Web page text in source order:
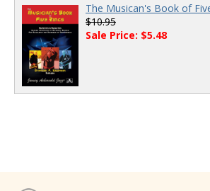
The Musican's Book of
$10.95
Sale Price: $5.48